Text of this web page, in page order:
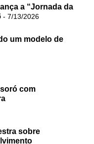
a “Jornada da
- 7/13/2026
um modelo de
com
sobre